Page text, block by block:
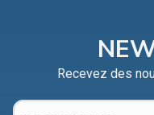
Recevez des